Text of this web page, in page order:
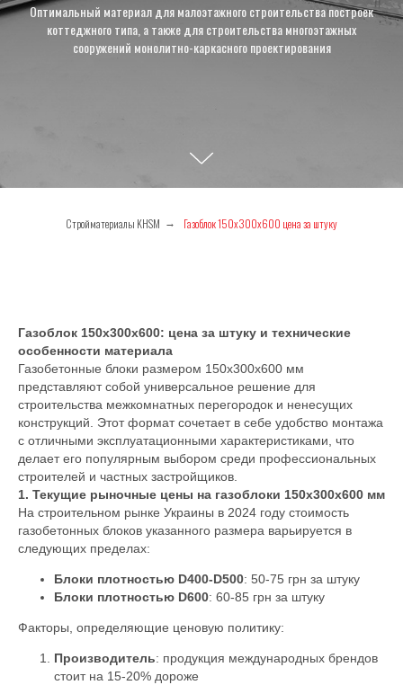
Оптимальный материал для малоэтажного строительства построек
коттеджного типа, а также для строительства многоэтажных
сооружений монолитно-каркасного проектирования
Стройматериалы KHSM → Газоблок 150х300х600 цена за штуку
Газоблок 150х300х600: цена за штуку и технические
особенности материала
Газобетонные блоки размером 150х300х600 мм
представляют собой универсальное решение для
строительства межкомнатных перегородок и ненесущих
конструкций. Этот формат сочетает в себе удобство монтажа
с отличными эксплуатационными характеристиками, что
делает его популярным выбором среди профессиональных
строителей и частных застройщиков.
1. Текущие рыночные цены на газоблоки 150х300х600 мм
На строительном рынке Украины в 2024 году стоимость
газобетонных блоков указанного размера варьируется в
следующих пределах:
Блоки плотностью D400-D500: 50-75 грн за штуку
Блоки плотностью D600: 60-85 грн за штуку
Факторы, определяющие ценовую политику:
Производитель: продукция международных брендов
стоит на 15-20% дороже